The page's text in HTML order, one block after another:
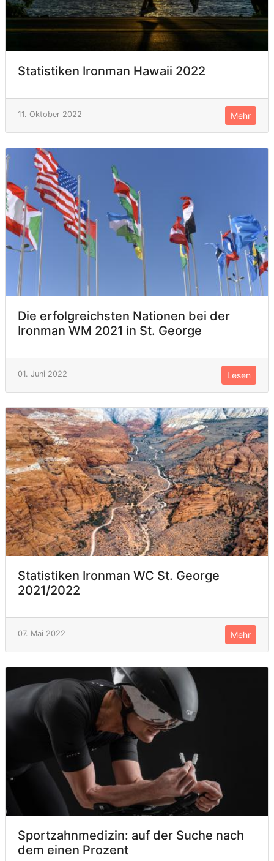
Statistiken Ironman Hawaii 2022
11. Oktober 2022 Mehr
Die erfolgreichsten Nationen bei der
Ironman WM 2021 in St. George
01. Juni 2022 Lesen
Statistiken Ironman WC St. George
2021/2022
07. Mai 2022 Mehr
Sportzahnmedizin: auf der Suche nach
dem einen Prozent